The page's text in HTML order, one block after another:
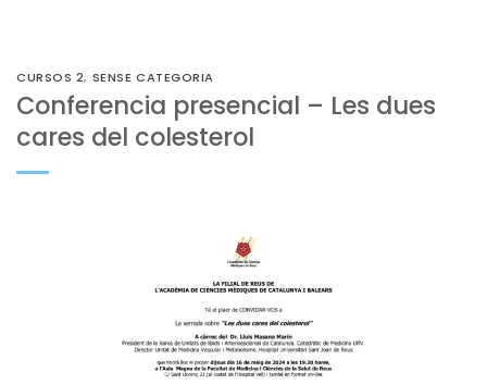
CURSOS 2, SENSE CATEGORIA
Conferencia presencial – Les dues
cares del colesterol